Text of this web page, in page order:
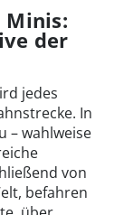
Minis:
der
jedes
In
– wahlweise
von
befahren